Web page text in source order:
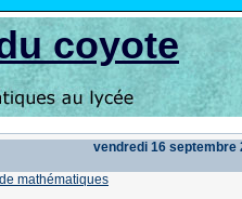
coyote
vendredi 16 septembre
mathématiques